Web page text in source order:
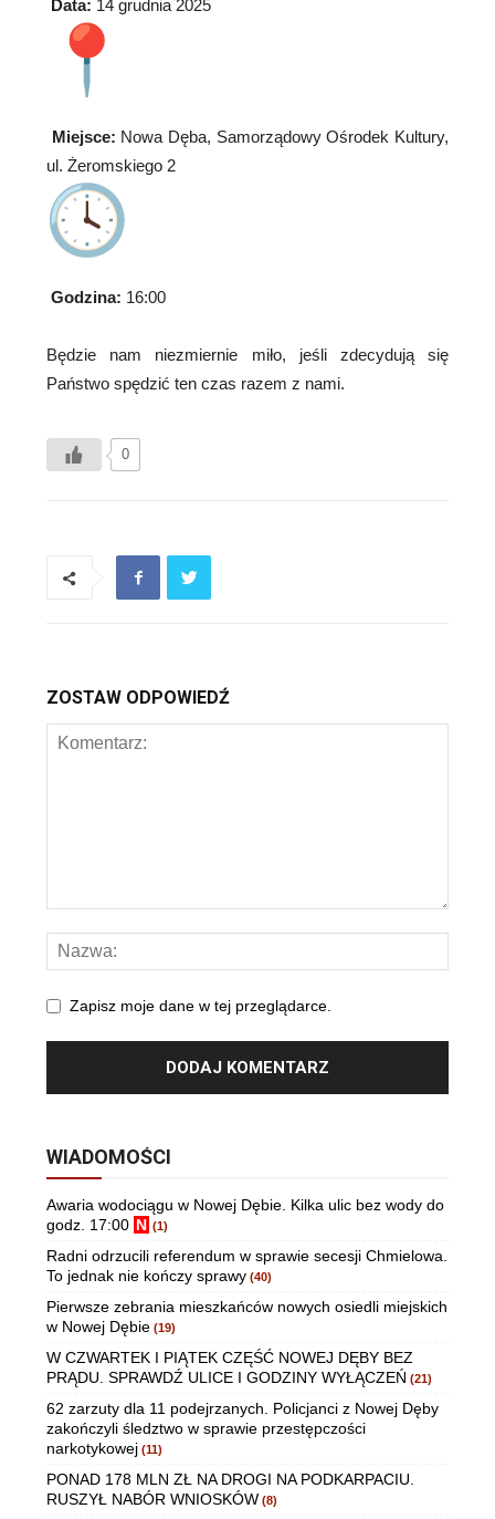
Data: 14 grudnia 2025
Miejsce: Nowa Dęba, Samorządowy Ośrodek Kultury,
ul. Żeromskiego 2
Godzina: 16:00
Będzie nam niezmiernie miło, jeśli zdecydują się
Państwo spędzić ten czas razem z nami.
0
ZOSTAW ODPOWIEDŹ
Zapisz moje dane w tej przeglądarce.
WIADOMOŚCI
Awaria wodociągu w Nowej Dębie. Kilka ulic bez wody do
godz. 17:00 N (1)
Radni odrzucili referendum w sprawie secesji Chmielowa.
To jednak nie kończy sprawy (40)
Pierwsze zebrania mieszkańców nowych osiedli miejskich
w Nowej Dębie (19)
W CZWARTEK I PIĄTEK CZĘŚĆ NOWEJ DĘBY BEZ
PRĄDU. SPRAWDŹ ULICE I GODZINY WYŁĄCZEŃ (21)
62 zarzuty dla 11 podejrzanych. Policjanci z Nowej Dęby
zakończyli śledztwo w sprawie przestępczości
narkotykowej (11)
PONAD 178 MLN ZŁ NA DROGI NA PODKARPACIU.
RUSZYŁ NABÓR WNIOSKÓW (8)